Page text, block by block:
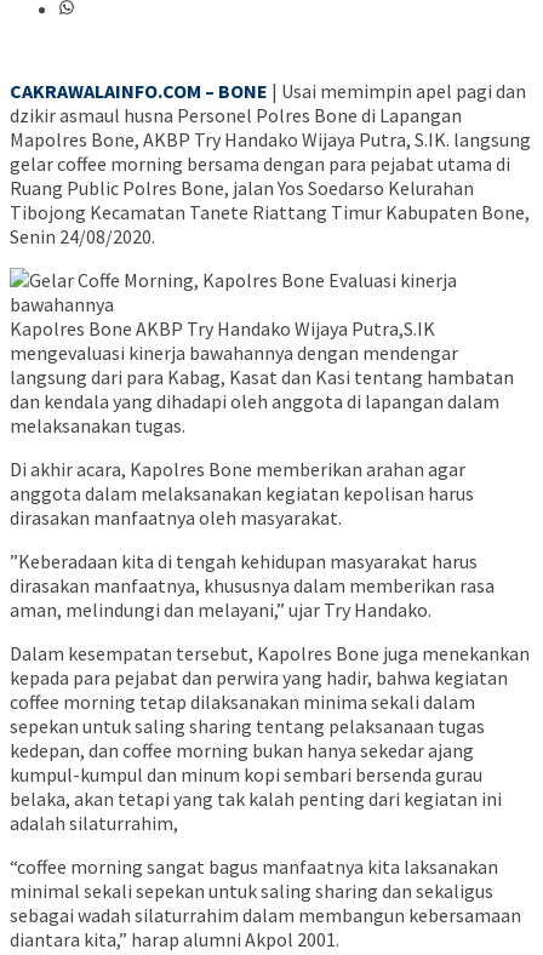
CAKRAWALAINFO.COM – BONE | Usai memimpin apel pagi dan
dzikir asmaul husna Personel Polres Bone di Lapangan
Mapolres Bone, AKBP Try Handako Wijaya Putra, S.IK. langsung
gelar coffee morning bersama dengan para pejabat utama di
Ruang Public Polres Bone, jalan Yos Soedarso Kelurahan
Tibojong Kecamatan Tanete Riattang Timur Kabupaten Bone,
Senin 24/08/2020.
Kapolres Bone AKBP Try Handako Wijaya Putra,S.IK
mengevaluasi kinerja bawahannya dengan mendengar
langsung dari para Kabag, Kasat dan Kasi tentang hambatan
dan kendala yang dihadapi oleh anggota di lapangan dalam
melaksanakan tugas.
Di akhir acara, Kapolres Bone memberikan arahan agar
anggota dalam melaksanakan kegiatan kepolisan harus
dirasakan manfaatnya oleh masyarakat.
”Keberadaan kita di tengah kehidupan masyarakat harus
dirasakan manfaatnya, khususnya dalam memberikan rasa
aman, melindungi dan melayani,” ujar Try Handako.
Dalam kesempatan tersebut, Kapolres Bone juga menekankan
kepada para pejabat dan perwira yang hadir, bahwa kegiatan
coffee morning tetap dilaksanakan minima sekali dalam
sepekan untuk saling sharing tentang pelaksanaan tugas
kedepan, dan coffee morning bukan hanya sekedar ajang
kumpul-kumpul dan minum kopi sembari bersenda gurau
belaka, akan tetapi yang tak kalah penting dari kegiatan ini
adalah silaturrahim,
“coffee morning sangat bagus manfaatnya kita laksanakan
minimal sekali sepekan untuk saling sharing dan sekaligus
sebagai wadah silaturrahim dalam membangun kebersamaan
diantara kita,” harap alumni Akpol 2001.